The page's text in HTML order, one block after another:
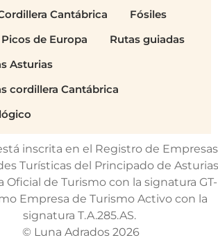
Cantábrica
Fósiles
Picos de Europa
Rutas guiadas
Asturias
cordillera Cantábrica
inscrita en el Registro de Empresas
Turísticas del Principado de
Oficial de Turismo con la signatura GT-
Empresa de Turismo Activo con la
signatura T.A.285.AS.
© Luna Adrados 2026